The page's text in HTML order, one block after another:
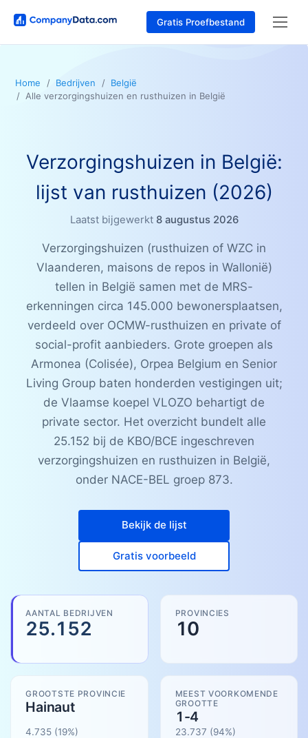
Gratis Proefbestand
Home Bedrijven
België
Alle verzorgingshuizen en rusthuizen in België
Verzorgingshuizen in België:
lijst van rusthuizen (2026)
Laatst bijgewerkt 8 augustus 2026
Verzorgingshuizen (rusthuizen of WZC in
Vlaanderen, maisons de repos in Wallonië)
tellen in België samen met de MRS-
erkenningen circa 145.000 bewonersplaatsen,
verdeeld over OCMW-rusthuizen en private of
social-profit aanbieders. Grote groepen als
Armonea (Colisée), Orpea Belgium en Senior
Living Group baten honderden vestigingen uit;
de Vlaamse koepel VLOZO behartigt de
private sector. Het overzicht bundelt alle
25.152 bij de KBO/BCE ingeschreven
verzorgingshuizen en rusthuizen in België,
onder NACE-BEL groep 873.
Bekijk de lijst
Gratis voorbeeld
AANTAL BEDRIJVEN
25.152
PROVINCIES
10
GROOTSTE PROVINCIE
Hainaut
4.735 (19%)
MEEST VOORKOMENDE
GROOTTE
1-4
23.737 (94%)